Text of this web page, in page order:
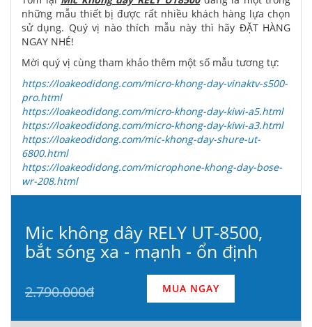
những mẫu thiết bị được rất nhiều khách hàng lựa chọn
sử dụng. Quý vị nào thích mẫu này thì hãy ĐẶT HÀNG
NGAY NHÉ!
Mời quý vị cùng tham khảo thêm một số mẫu tương tự:
https://loakeodidong.com/micro-khong-day-vinaktv-s500-
pro.html
https://loakeodidong.com/micro-khong-day-kiwi-a5.html
https://loakeodidong.com/micro-khong-day-kiwi-a3.html
https://loakeodidong.com/mic-khong-day-shure-ut-
6800.html
https://loakeodidong.com/microphone-khong-day-bose-
wr-208.html
Mic không dây RELY UT-8500,
bắt sóng xa - mạnh - ổn định
2.790.000đ MUA NGAY